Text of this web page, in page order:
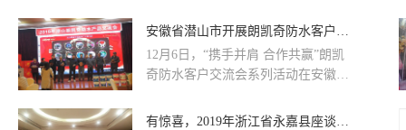
安徽省潜山市开展朗凯奇防水客户交流会
12月6日，“携手并肩 合作共赢”朗凯
奇防水客户交流会系列活动在安徽省
及师傅们参加交流会。
有惊喜，2019年浙江省永嘉县座谈交流会!